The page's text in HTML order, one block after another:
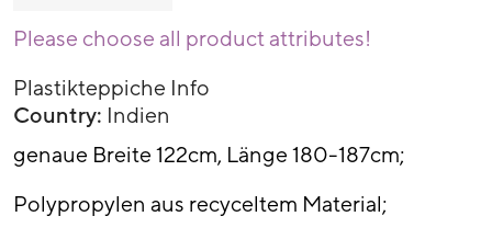
Please choose all product attributes!
Plastikteppiche Info
Country: Indien
genaue Breite 122cm, Länge 180-187cm;
Polypropylen aus recyceltem Material;